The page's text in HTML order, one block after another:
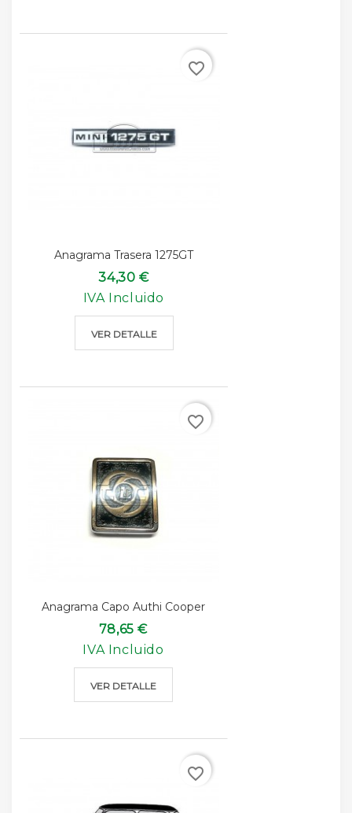
Anagrama Trasera 1275GT
34,30 €
IVA Incluido
VER DETALLE
favorite_border
Anagrama Capo Authi Cooper
78,65 €
IVA Incluido
VER DETALLE
favorite_border
favorite_border